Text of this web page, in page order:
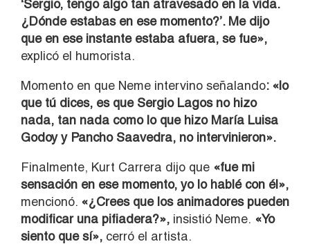
‘Sergio, tengo algo tan atravesado en la vida.
¿Dónde estabas en ese momento?’. Me dijo
que en ese instante estaba afuera, se fue»,
explicó el humorista.
Momento en que Neme intervino señalando: «lo
que tú dices, es que Sergio Lagos no hizo
nada, tan nada como lo que hizo María Luisa
Godoy y Pancho Saavedra, no intervinieron».
Finalmente, Kurt Carrera dijo que «fue mi
sensación en ese momento, yo lo hablé con él»,
mencionó. «¿Crees que los animadores pueden
modificar una pifiadera?», insistió Neme. «Yo
siento que sí», cerró el artista.